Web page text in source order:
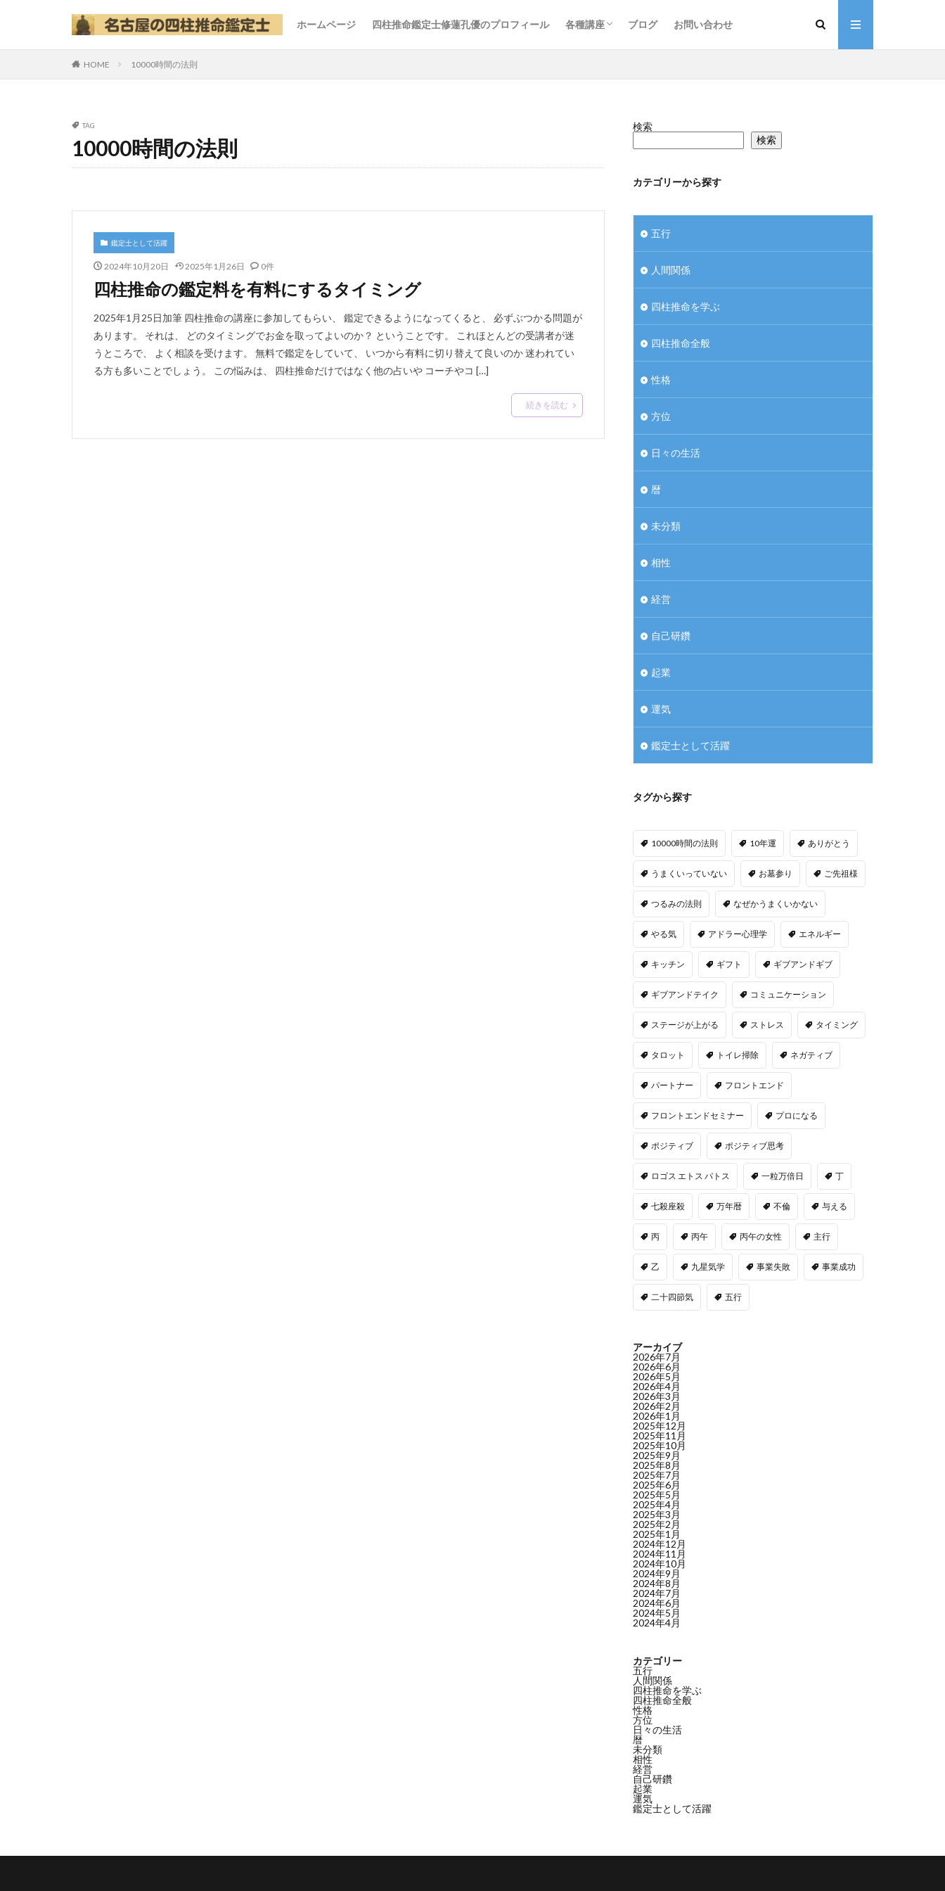
ホームページ 四柱推命鑑定士修蓮孔優のプロフィール 各種講座 ブログ お問い合わせ
HOME 10000時間の法則
TAG
10000時間の法則
鑑定士として活躍
2024年10月20日 2025年1月26日 0件
四柱推命の鑑定料を有料にするタイミング
2025年1月25日加筆 四柱推命の講座に参加してもらい、 鑑定できるようになってくると、 必ずぶつかる問題が
あります。 それは、 どのタイミングでお金を取ってよいのか？ ということです。 これほとんどの受講者が迷
うところで、 よく相談を受けます。 無料で鑑定をしていて、 いつから有料に切り替えて良いのか 迷われてい
る方も多いことでしょう。 この悩みは、 四柱推命だけではなく他の占いや コーチやコ […]
続きを読む
検索
検索
カテゴリーから探す
五行
人間関係
四柱推命を学ぶ
四柱推命全般
性格
方位
日々の生活
暦
未分類
相性
経営
自己研鑽
起業
運気
鑑定士として活躍
タグから探す
10000時間の法則 10年運 ありがとう
うまくいっていない お墓参り ご先祖様
つるみの法則 なぜかうまくいかない
やる気 アドラー心理学 エネルギー
キッチン ギフト ギブアンドギブ
ギブアンドテイク コミュニケーション
ステージが上がる ストレス タイミング
タロット トイレ掃除 ネガティブ
パートナー フロントエンド
フロントエンドセミナー プロになる
ポジティブ ポジティブ思考
ロゴス エトス パトス 一粒万倍日 丁
七殺座殺 万年暦 不倫 与える
丙 丙午 丙午の女性 主行
乙 九星気学 事業失敗 事業成功
二十四節気 五行
アーカイブ
2026年7月
2026年6月
2026年5月
2026年4月
2026年3月
2026年2月
2026年1月
2025年12月
2025年11月
2025年10月
2025年9月
2025年8月
2025年7月
2025年6月
2025年5月
2025年4月
2025年3月
2025年2月
2025年1月
2024年12月
2024年11月
2024年10月
2024年9月
2024年8月
2024年7月
2024年6月
2024年5月
2024年4月
カテゴリー
五行
人間関係
四柱推命を学ぶ
四柱推命全般
性格
方位
日々の生活
暦
未分類
相性
経営
自己研鑽
起業
運気
鑑定士として活躍